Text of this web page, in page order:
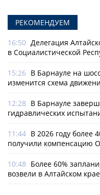
РЕКОМЕНДУЕМ
16:50 Делегация
в Социалистической
15:26 В Барнауле на
изменится схема
12:28 В Барнауле
гидравлических
11:44 В 2026 году более
получили компенсацию
10:48 Более 60%
возвели в Алтайском крае